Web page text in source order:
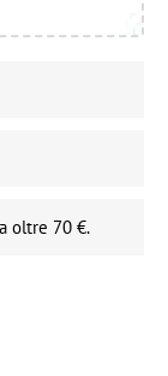
oltre 70 €.